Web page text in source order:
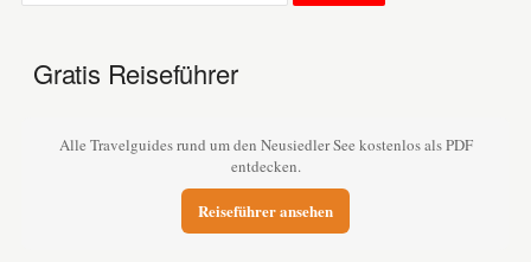
Gratis Reiseführer
Alle Travelguides rund um den Neusiedler See kostenlos als PDF
entdecken.
Reiseführer ansehen